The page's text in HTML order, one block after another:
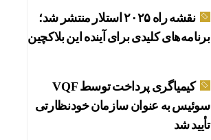
نقشه راه ۲۰۲۵ استلار منتشر شد؛
برنامه‌های کلیدی برای آینده این بلاکچین
کیمیاگری پرداخت توسط VQF
سوئیس به عنوان سازمان خودنظارتی
تأیید شد